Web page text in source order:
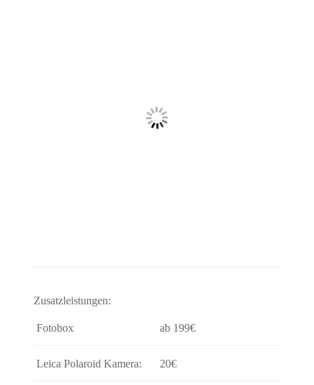
Zusatzleistungen:
Fotobox ab 199€
Leica Polaroid Kamera: 20€